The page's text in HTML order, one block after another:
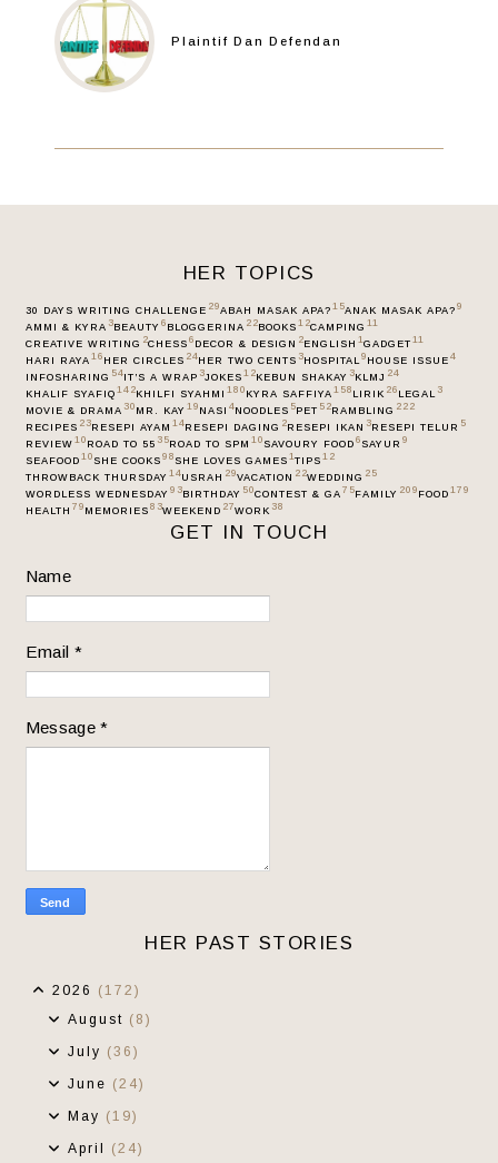
Plaintif Dan Defendan
HER TOPICS
30 DAYS WRITING CHALLENGE 29ABAH MASAK APA? 15ANAK MASAK APA? 9
AMMI & KYRA 3BEAUTY 6 BLOGGERINA 22BOOKS 12CAMPING 11
CREATIVE WRITING 2CHESS 6 DECOR & DESIGN 2ENGLISH 1GADGET 11
HARI RAYA 16 HER CIRCLES 24HER TWO CENTS 3HOSPITAL 9 HOUSE ISSUE 4
INFOSHARING 54IT’S A WRAP 3JOKES 12KEBUN SHAKAY 3KLMJ 24
KHALIF SYAFIQ 142KHILFI SYAHMI 180 KYRA SAFFIYA 158 LIRIK 26 LEGAL 3
MOVIE & DRAMA 30 MR. KAY 19 NASI 4NOODLES 5PET 52RAMBLING 222
RECIPES 23RESEPI AYAM 14RESEPI DAGING 2RESEPI IKAN 3RESEPI TELUR 5
REVIEW 10 ROAD TO 55 35ROAD TO SPM 10 SAVOURY FOOD 6 SAYUR 9
SEAFOOD 10 SHE COOKS 98 SHE LOVES GAMES 1TIPS 12
THROWBACK THURSDAY 14USRAH 29VACATION 22WEDDING 25
WORDLESS WEDNESDAY 93BIRTHDAY 50CONTEST & GA 75FAMILY 209 FOOD 179
HEALTH 79 MEMORIES 83WEEKEND 27WORK 38
GET IN TOUCH
Name
Email *
Message*
HER PAST STORIES
2026 (172)
August (8)
July (36)
June (24)
May (19)
April (24)